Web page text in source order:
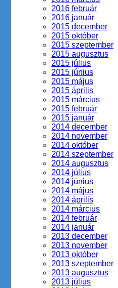
2016 február
2016 január
2015 december
2015 október
2015 szeptember
2015 augusztus
2015 július
2015 június
2015 május
2015 április
2015 március
2015 február
2015 január
2014 december
2014 november
2014 október
2014 szeptember
2014 augusztus
2014 július
2014 június
2014 május
2014 április
2014 március
2014 február
2014 január
2013 december
2013 november
2013 október
2013 szeptember
2013 augusztus
2013 július